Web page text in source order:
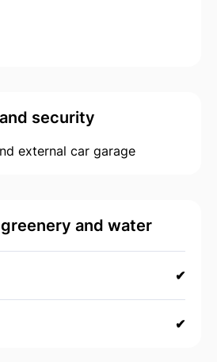
security
external car garage
and water
✔
✔